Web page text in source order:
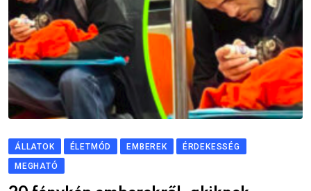
ÁLLATOK ÉLETMÓD EMBEREK
ÉRDEKESSÉG
MEGHATÓ